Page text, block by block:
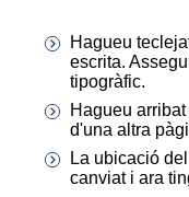
Hagueu
escrita.
tipogràfic.
Hagueu
d'una altra
La ubicació
canviat i ara